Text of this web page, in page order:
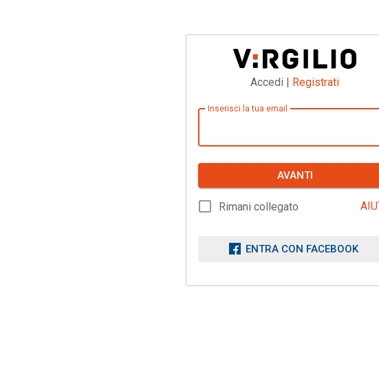
Accedi | Registrati
Inserisci la tua email
AVANTI
Rimani collegato
ENTRA CON FACEBOOK